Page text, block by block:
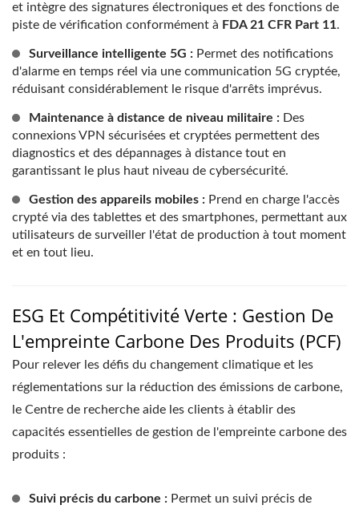
et intègre des signatures électroniques et des fonctions de
piste de vérification conformément à FDA 21 CFR Part 11.
Surveillance intelligente 5G : Permet des notifications
d'alarme en temps réel via une communication 5G cryptée,
réduisant considérablement le risque d'arrêts imprévus.
Maintenance à distance de niveau militaire : Des
connexions VPN sécurisées et cryptées permettent des
diagnostics et des dépannages à distance tout en
garantissant le plus haut niveau de cybersécurité.
Gestion des appareils mobiles : Prend en charge l'accès
crypté via des tablettes et des smartphones, permettant aux
utilisateurs de surveiller l'état de production à tout moment
et en tout lieu.
ESG Et Compétitivité Verte : Gestion De
L'empreinte Carbone Des Produits (PCF)
Pour relever les défis du changement climatique et les
réglementations sur la réduction des émissions de carbone,
le Centre de recherche aide les clients à établir des
capacités essentielles de gestion de l'empreinte carbone des
produits :
Suivi précis du carbone : Permet un suivi précis de